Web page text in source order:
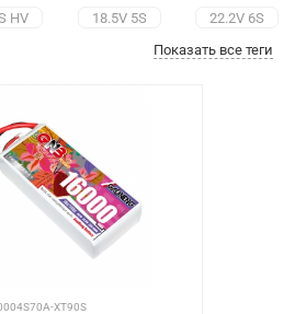
HV 18.5V 5S
22.2V 6S
30.4V 8S HV
B&C BetaFPV
Nine Eagles
Показать все теги
XT90S